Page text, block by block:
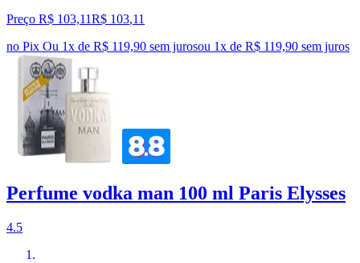
Preço R$ 103,11R$ 103,11
no Pix Ou 1x de R$ 119,90 sem jurosou 1x de R$ 119,90 sem juros
Perfume vodka man 100 ml Paris Elysses
4.5